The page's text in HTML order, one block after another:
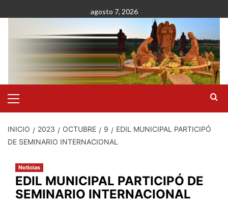
al
agosto 7, 2026
primario
INICIO 2023 OCTUBRE 9
EDIL MUNICIPAL PARTICIPÓ
DE SEMINARIO INTERNACIONAL
Noticias
EDIL MUNICIPAL PARTICIPÓ DE
SEMINARIO INTERNACIONAL